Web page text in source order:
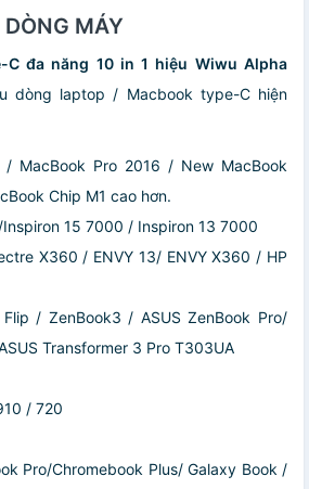
MÁY
C đa năng 10 in 1 hiệu Wiwu Alpha
dòng laptop / Macbook type-C hiện
/ MacBook Pro 2016 / New MacBook
Chip M1 cao hơn.
Inspiron 15 7000 / Inspiron 13 7000
X360 / ENVY 13/ ENVY X360 / HP
/ ZenBook3 / ASUS ZenBook Pro/
Transformer 3 Pro T303UA
/ 720
Pro/Chromebook Plus/ Galaxy Book /